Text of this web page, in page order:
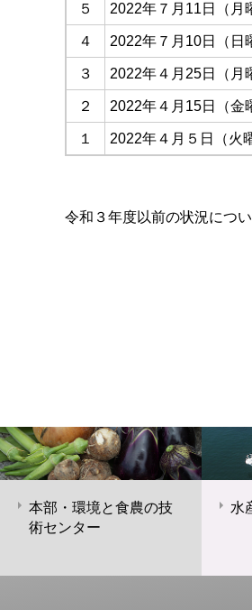
５ 2022年７月11日（月
４ 2022年７月10日（日
３ 2022年４月25日（月
２ 2022年４月15日（金
１ 2022年４月５日（火
令和３年度以前の状況につい
本部・環境と食農の技
術センター
水